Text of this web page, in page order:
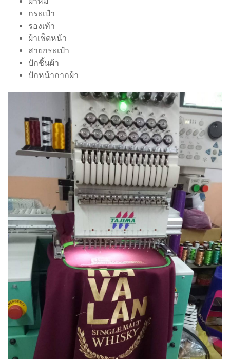
กระเป๋า
รองเท้า
ผ้าเช็ดหน้า
สายกระเป๋า
ปักชิ้นผ้า
ปักหน้ากากผ้า